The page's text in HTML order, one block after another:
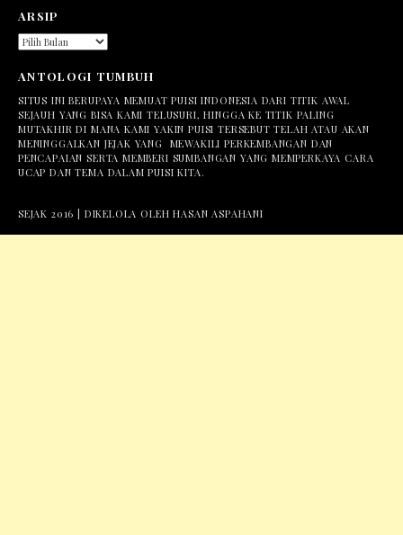
ARSIP
ARSIP
ANTOLOGI TUMBUH
SITUS INI BERUPAYA MEMUAT PUISI INDONESIA DARI TITIK AWAL
SEJAUH YANG BISA KAMI TELUSURI, HINGGA KE TITIK PALING
MUTAKHIR DI MANA KAMI YAKIN PUISI TERSEBUT TELAH ATAU AKAN
MENINGGALKAN JEJAK YANG MEWAKILI PERKEMBANGAN DAN
PENCAPAIAN SERTA MEMBERI SUMBANGAN YANG MEMPERKAYA CARA
UCAP DAN TEMA DALAM PUISI KITA.
SEJAK 2016 | DIKELOLA OLEH HASAN ASPAHANI